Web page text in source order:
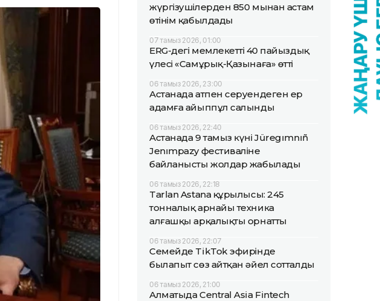
жүргізушілерден 850 мыңнан астам
өтінім қабылдады
07 тамыз 2026, 01:00
ERG-дегі мемлекеттің 40 пайыздық
үлесі «Самұрық-Қазынаға» өтті
06 тамыз 2026, 23:00
Астанада атпен серуендеген ер
адамға айыппұл салынды
06 тамыз 2026, 22:40
Астанада 9 тамыз күні Jüregımnıñ
Jenımpazy фестиваліне
байланысты жолдар жабылады
06 тамыз 2026, 22:18
Tarlan Astana құрылысы: 245
тонналық арнайы техника
алғашқы арқалықты орнатты
06 тамыз 2026, 22:07
Семейде TikTok эфирінде
былапыт сөз айтқан әйел сотталды
06 тамыз 2026, 21:00
Алматыда Central Asia Fintech